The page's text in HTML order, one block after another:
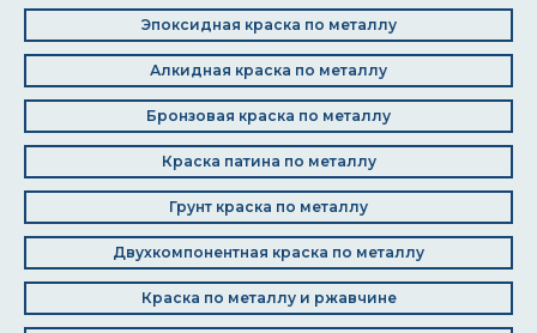
Эпоксидная краска по металлу
Алкидная краска по металлу
Бронзовая краска по металлу
Краска патина по металлу
Грунт краска по металлу
Двухкомпонентная краска по металлу
Краска по металлу и ржавчине